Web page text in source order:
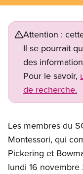
Attention :
Il se pourrait
des
Pour le savoir,
de recherche.
Les membres du
Montessori, qui
Pickering et
lundi 16